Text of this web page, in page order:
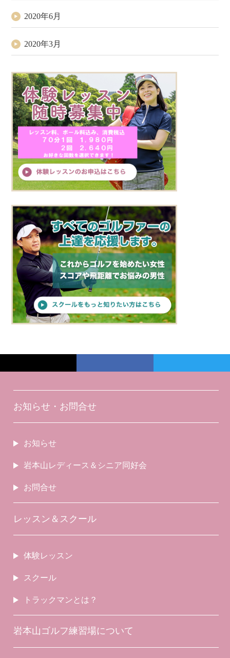
2020年6月
2020年3月
お知らせ・お問合せ
お知らせ
岩本山レディース＆シニア同好会
お問合せ
レッスン＆スクール
体験レッスン
スクール
トラックマンとは？
岩本山ゴルフ練習場について